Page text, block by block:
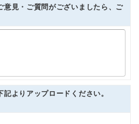
見・ご質問がございましたら、ご
よりアップロードください。